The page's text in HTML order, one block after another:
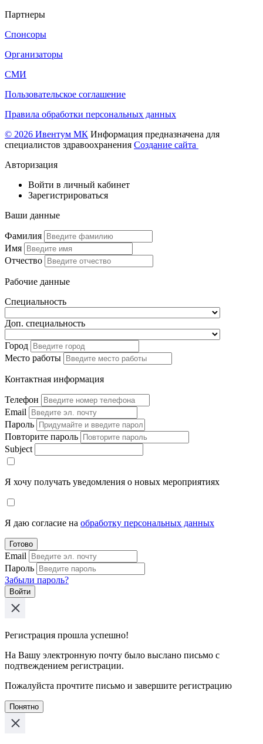
Партнеры
Спонсоры
Организаторы
СМИ
Пользовательское соглашение
Правила обработки персональных данных
© 2026 Ивентум МК Информация предназначена для
специалистов здравоохранения Создание сайта
Авторизация
Войти в личный кабинет
Зарегистрироваться
Ваши данные
Фамилия
Имя
Отчество
Рабочие данные
Специальность
Доп. специальность
Город
Место работы
Контактная информация
Телефон
Email
Пароль
Повторите пароль
Subject
Я хочу получать уведомления о новых мероприятиях
Я даю согласие на обработку персональных данных
Готово
Email
Пароль
Забыли пароль?
Войти
Регистрация прошла успешно!
На Вашу электронную почту было выслано письмо с
подтвеждением регистрации.
Пожалуйста прочтите письмо и завершите регистрацию
Понятно